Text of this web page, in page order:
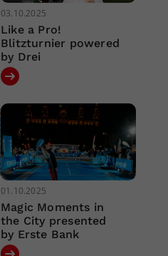
03.10.2025
Like a Pro!
Blitzturnier powered
by Drei
01.10.2025
Magic Moments in
the City presented
by Erste Bank